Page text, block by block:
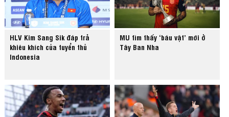
HLV Kim Sang Sik đáp trả
khiêu khích của tuyển thủ
Indonesia
MU tìm thấy ‘báu vật’ mới ở
Tây Ban Nha